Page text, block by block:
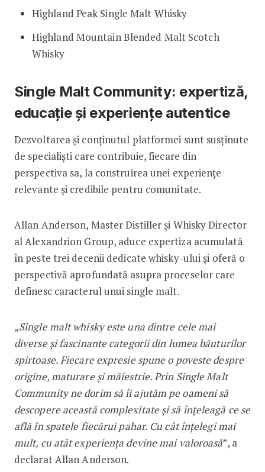
Highland Peak Single Malt Whisky
Highland Mountain Blended Malt Scotch
Whisky
Single Malt Community: expertiză,
educație și experiențe autentice
Dezvoltarea și conținutul platformei sunt susținute
de specialiști care contribuie, fiecare din
perspectiva sa, la construirea unei experiențe
relevante și credibile pentru comunitate.
Allan Anderson, Master Distiller și Whisky Director
al Alexandrion Group, aduce expertiza acumulată
în peste trei decenii dedicate whisky-ului și oferă o
perspectivă aprofundată asupra proceselor care
definesc caracterul unui single malt.
„Single malt whisky este una dintre cele mai
diverse și fascinante categorii din lumea băuturilor
spirtoase. Fiecare expresie spune o poveste despre
origine, maturare și măiestrie. Prin Single Malt
Community ne dorim să îi ajutăm pe oameni să
descopere această complexitate și să înțeleagă ce se
află în spatele fiecărui pahar. Cu cât înțelegi mai
mult, cu atât experiența devine mai valoroasă”, a
declarat Allan Anderson.